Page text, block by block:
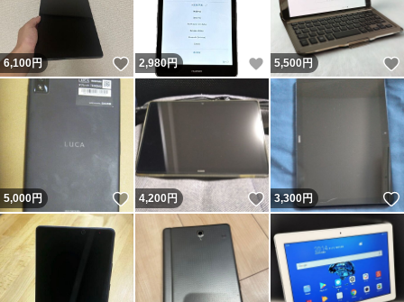
6,100円 いいね！
2,980円 いいね！
5,500円
5,000円 いいね！
4,200円 いいね！
3,300円